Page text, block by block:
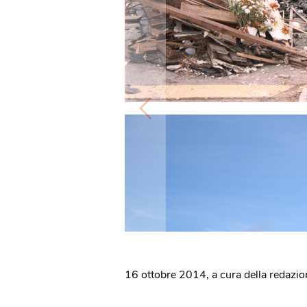
16 ottobre 2014, a cura della